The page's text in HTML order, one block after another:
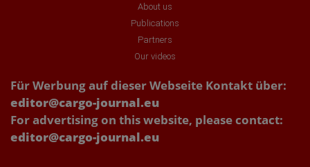
About us
Publications
Partners
Our videos
Für Werbung auf dieser Webseite Kontakt über:
editor@cargo-journal.eu
For advertising on this website, please contact:
editor@cargo-journal.eu